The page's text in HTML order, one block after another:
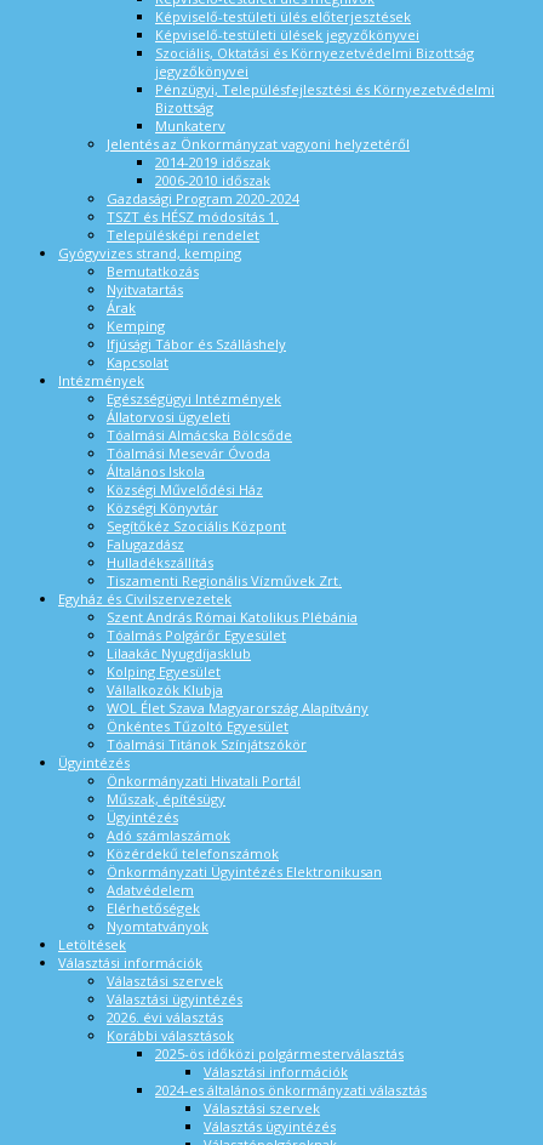
Képviselő-testületi ülés előterjesztések
Képviselő-testületi ülések jegyzőkönyvei
Szociális, Oktatási és Környezetvédelmi Bizottság
jegyzőkönyvei
Pénzügyi, Településfejlesztési és Környezetvédelmi
Bizottság
Munkaterv
Jelentés az Önkormányzat vagyoni helyzetéről
2014-2019 időszak
2006-2010 időszak
Gazdasági Program 2020-2024
TSZT és HÉSZ módosítás 1.
Településképi rendelet
Gyógyvizes strand, kemping
Bemutatkozás
Nyitvatartás
Árak
Kemping
Ifjúsági Tábor és Szálláshely
Kapcsolat
Intézmények
Egészségügyi Intézmények
Állatorvosi ügyeleti
Tóalmási Almácska Bölcsőde
Tóalmási Mesevár Óvoda
Általános Iskola
Községi Művelődési Ház
Községi Könyvtár
Segítőkéz Szociális Központ
Falugazdász
Hulladékszállítás
Tiszamenti Regionális Vízművek Zrt.
Egyház és Civilszervezetek
Szent András Római Katolikus Plébánia
Tóalmás Polgárőr Egyesület
Lilaakác Nyugdíjasklub
Kolping Egyesület
Vállalkozók Klubja
WOL Élet Szava Magyarország Alapítvány
Önkéntes Tűzoltó Egyesület
Tóalmási Titánok Színjátszókör
Ügyintézés
Önkormányzati Hivatali Portál
Műszak, építésügy
Ügyintézés
Adó számlaszámok
Közérdekű telefonszámok
Önkormányzati Ügyintézés Elektronikusan
Adatvédelem
Elérhetőségek
Nyomtatványok
Letöltések
Választási információk
Választási szervek
Választási ügyintézés
2026. évi választás
Korábbi választások
2025-ös időközi polgármesterválasztás
Választási információk
2024-es általános önkormányzati választás
Választási szervek
Választás ügyintézés